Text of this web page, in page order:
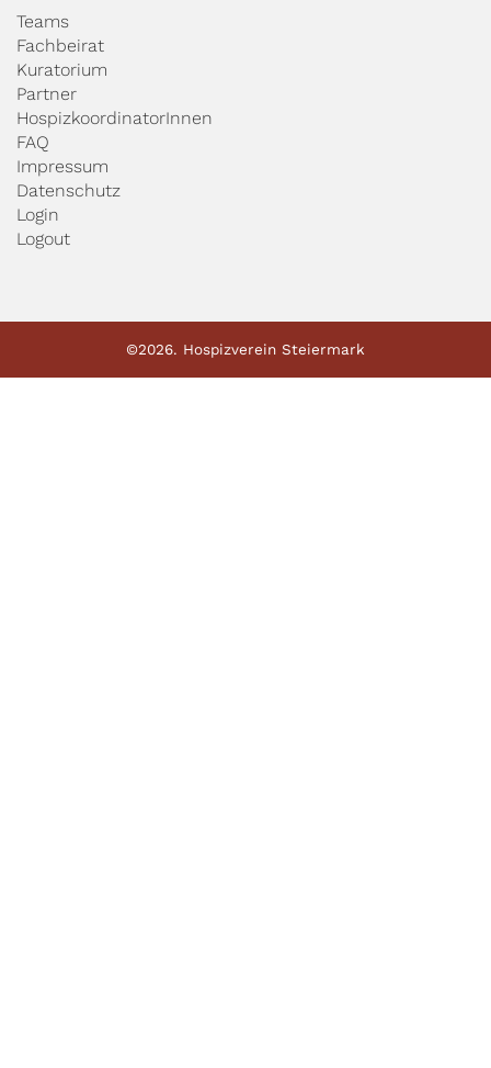
Teams
Fachbeirat
Kuratorium
Partner
HospizkoordinatorInnen
FAQ
Impressum
Datenschutz
Login
Logout
©2026. Hospizverein Steiermark